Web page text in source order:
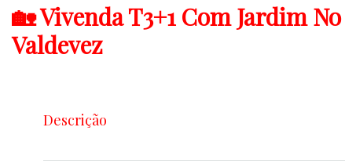
🏡 Vivenda T3+1 Com Jardim
Valdevez
Descrição